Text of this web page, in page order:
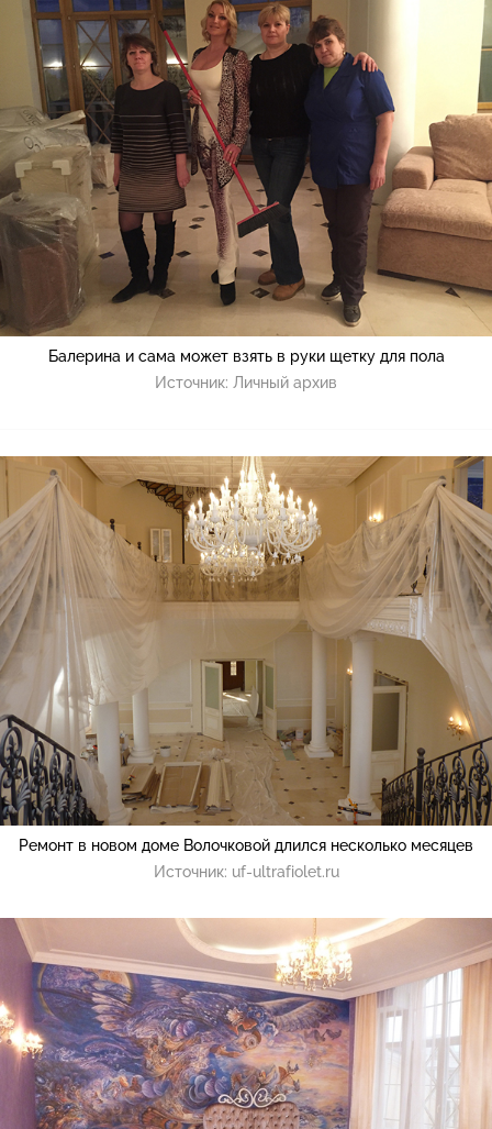
Балерина и сама может взять в руки щетку для пола
Источник: Личный архив
Ремонт в новом доме Волочковой длился несколько месяцев
Источник: uf-ultrafiolet.ru